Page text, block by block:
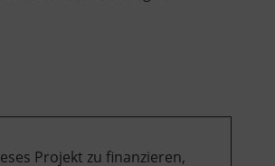
Projekt zu finanzieren,